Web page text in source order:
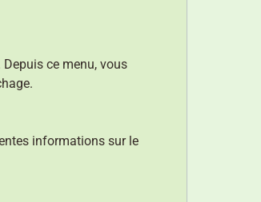
Depuis ce menu, vous
informations sur le